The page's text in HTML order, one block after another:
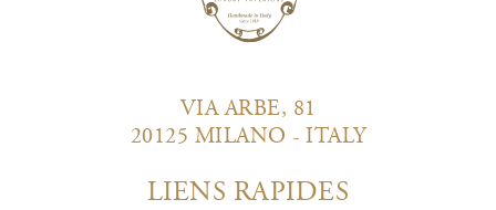
VIA ARBE, 81
20125 MILANO - ITALY
LIENS RAPIDES